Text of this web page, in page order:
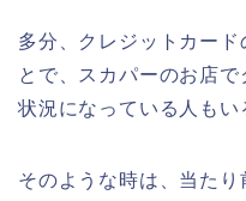
多分、クレジットカード
とで、スカパーのお店
状況になっている人もい
そのような時は、当た